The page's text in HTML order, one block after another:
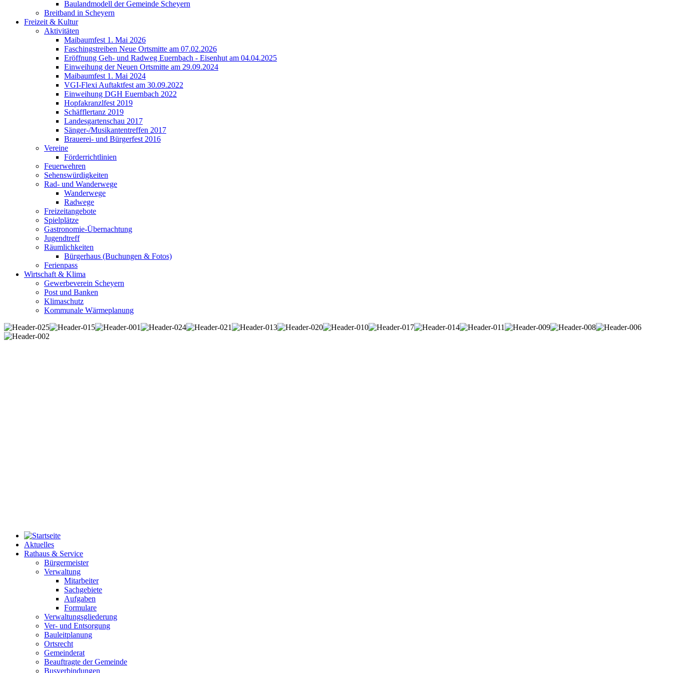
Baulandmodell der Gemeinde Scheyern
Breitband in Scheyern
Freizeit & Kultur
Aktivitäten
Maibaumfest 1. Mai 2026
Faschingstreiben Neue Ortsmitte am 07.02.2026
Eröffnung Geh- und Radweg Euernbach - Eisenhut am 04.04.2025
Einweihung der Neuen Ortsmitte am 29.09.2024
Maibaumfest 1. Mai 2024
VGI-Flexi Auftaktfest am 30.09.2022
Einweihung DGH Euernbach 2022
Hopfakranzlfest 2019
Schäfflertanz 2019
Landesgartenschau 2017
Sänger-/Musikantentreffen 2017
Brauerei- und Bürgerfest 2016
Vereine
Förderrichtlinien
Feuerwehren
Sehenswürdigkeiten
Rad- und Wanderwege
Wanderwege
Radwege
Freizeitangebote
Spielplätze
Gastronomie-Übernachtung
Jugendtreff
Räumlichkeiten
Bürgerhaus (Buchungen & Fotos)
Ferienpass
Wirtschaft & Klima
Gewerbeverein Scheyern
Post und Banken
Klimaschutz
Kommunale Wärmeplanung
Aktuelles
Rathaus & Service
Bürgermeister
Verwaltung
Mitarbeiter
Sachgebiete
Aufgaben
Formulare
Verwaltungsgliederung
Ver- und Entsorgung
Bauleitplanung
Ortsrecht
Gemeinderat
Beauftragte der Gemeinde
Busverbindungen